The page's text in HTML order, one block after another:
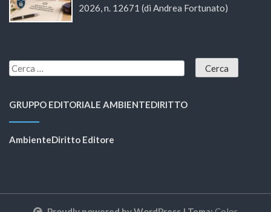
2026, n. 12671 (di Andrea Fortunato)
GRUPPO EDITORIALE AMBIENTEDIRITTO
AmbienteDiritto Editore